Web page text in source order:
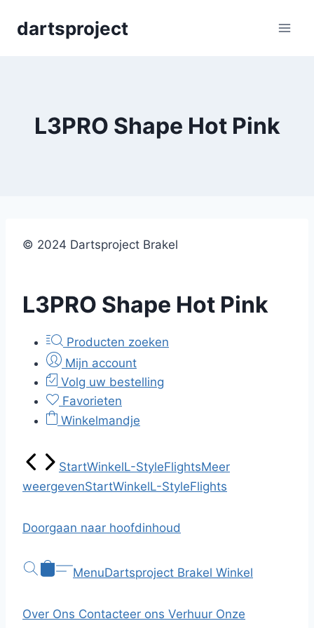
dartsproject
L3PRO Shape Hot Pink
© 2024 Dartsproject Brakel
L3PRO Shape Hot Pink
Producten zoeken
Mijn account
Volg uw bestelling
Favorieten
Winkelmandje
StartWinkelL-StyleFlightsMeer
weergevenStartWinkelL-StyleFlights
Doorgaan naar hoofdinhoud
MenuDartsproject Brakel Winkel
Over Ons Contacteer ons Verhuur Onze